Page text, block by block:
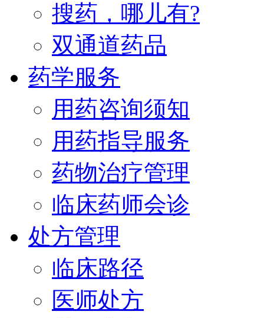
搜药，哪儿有?
双通道药品
药学服务
用药咨询须知
用药指导服务
药物治疗管理
临床药师会诊
处方管理
临床路径
医师处方